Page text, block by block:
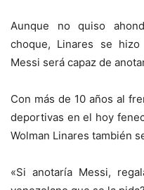
Aunque no quiso
choque, Linares se
Messi será capaz de
Con más de 10 años al
deportivas en el hoy
Wolman Linares también
«Si anotaría Messi,